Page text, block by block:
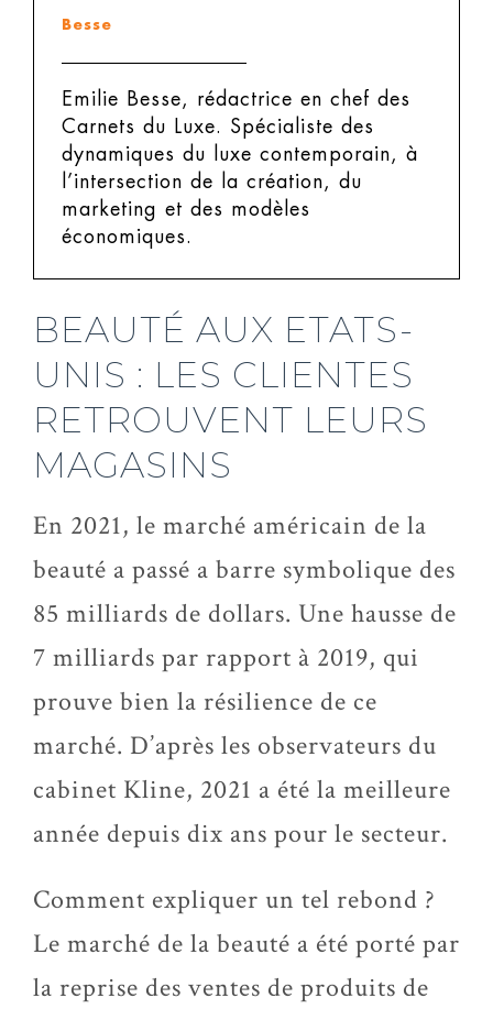
Besse
Emilie Besse, rédactrice en chef des
Carnets du Luxe.
Spécialiste des
dynamiques du luxe contemporain, à
l’intersection de la création, du
marketing et des modèles
économiques.
BEAUTÉ AUX ETATS-
UNIS : LES CLIENTES
RETROUVENT LEURS
MAGASINS
En 2021, le marché américain de la
beauté a passé a barre symbolique des
85 milliards de dollars. Une hausse de
7 milliards par rapport à 2019, qui
prouve bien la résilience de ce
marché. D’après les observateurs du
cabinet Kline, 2021 a été la meilleure
année depuis dix ans pour le secteur.
Comment expliquer un tel rebond ?
Le marché de la beauté a été porté par
la reprise des ventes de produits de